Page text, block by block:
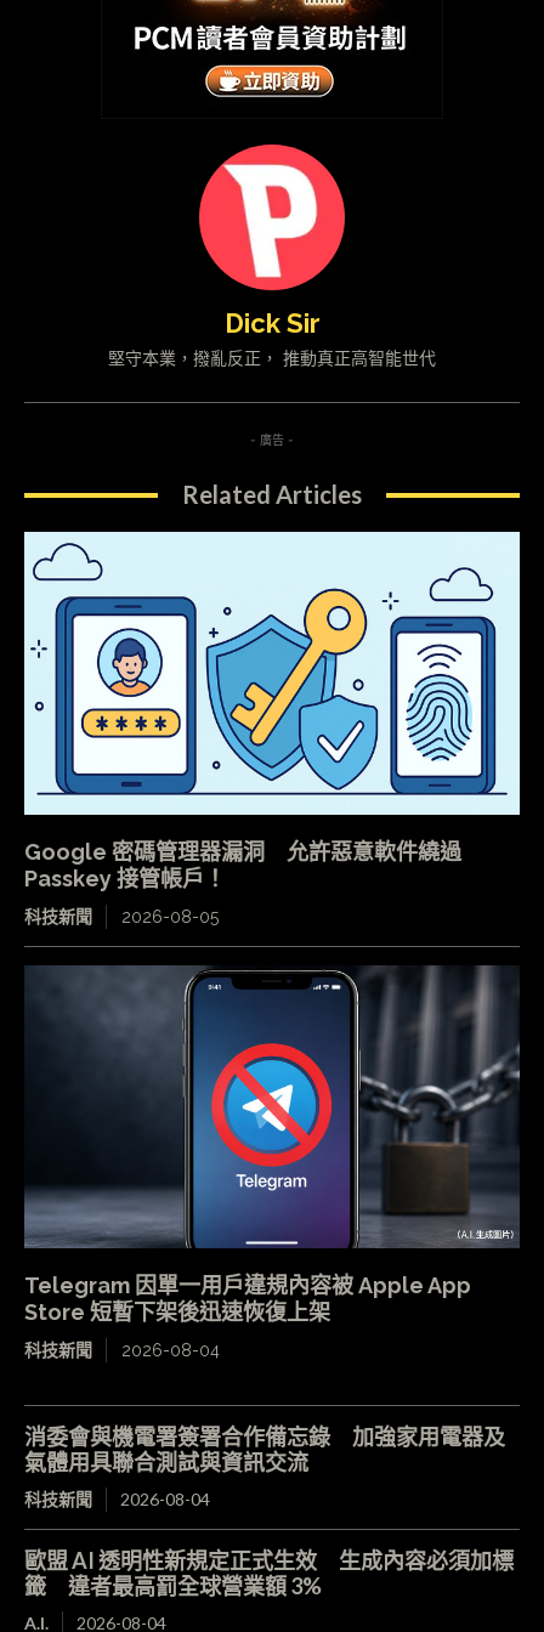
Dick Sir
堅守本業，撥亂反正， 推動真正高智能世代
- 廣告 -
Related Articles
Google 密碼管理器漏洞 允許惡意軟件繞過
Passkey 接管帳戶！
科技新聞 2026-08-05
Telegram 因單一用戶違規內容被 Apple App
Store 短暫下架後迅速恢復上架
科技新聞 2026-08-04
消委會與機電署簽署合作備忘錄 加強家用電器及
氣體用具聯合測試與資訊交流
科技新聞 2026-08-04
歐盟 AI 透明性新規定正式生效 生成內容必須加標
籤 違者最高罰全球營業額 3%
A.I. 2026-08-04